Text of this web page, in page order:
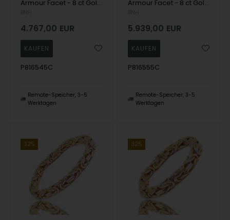
Armour Facet - 8 ct Gold - Erhältlich in verschiedenen Breiten und Längen
4.767,00 EUR
P816545C
Remote-Speicher, 3-5
Werktagen
Armour Facet - 8 ct Gold - Erhältlich in verschiedenen Breiten und Längen
5.939,00 EUR
P816555C
Remote-Speicher, 3-5
Werktagen
32% 32%